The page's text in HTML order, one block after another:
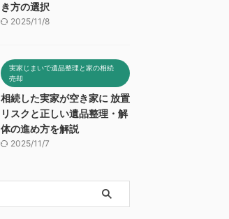
き方の選択
2025/11/8
実家じまいで遺品整理と家の相続
売却
相続した実家が空き家に 放置
リスクと正しい遺品整理・解
体の進め方を解説
2025/11/7